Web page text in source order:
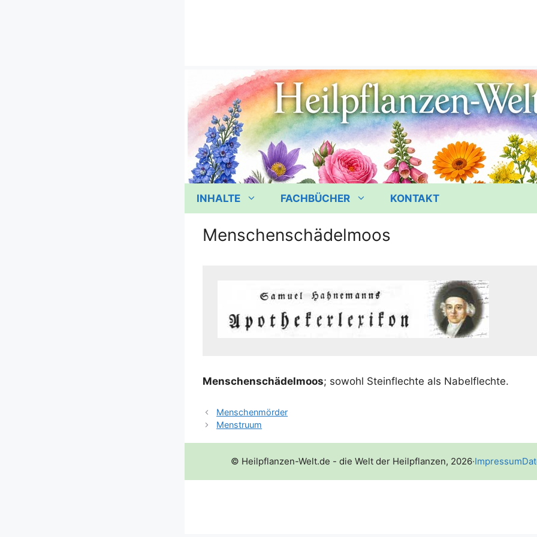
INHALTE FACHBÜCHER KONTAKT
Menschenschädelmoos
Men­schen­schä­del­moos; sowohl Stein­flech­te als Nabelflechte.
Menschenmörder
Menstruum
© Heilpflanzen-Welt.de - die Welt der Heilpflanzen, 2026·Impressum